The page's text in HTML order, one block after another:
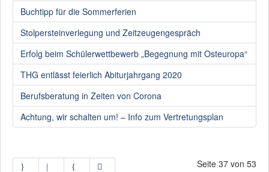
Buchtipp für die Sommerferien
Stolpersteinverlegung und Zeitzeugengespräch
Erfolg beim Schülerwettbewerb „Begegnung mit Osteuropa“
THG entlässt feierlich Abiturjahrgang 2020
Berufsberatung in Zeiten von Corona
Achtung, wir schalten um! – Info zum Vertretungsplan
Seite 37 von 53